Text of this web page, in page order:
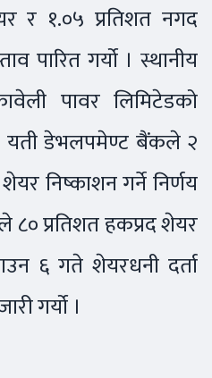
र १.०५ प्रतिशत नगद
पारित गर्यो । स्थानीय
पावर लिमिटेडको
यती डेभलपमेण्ट बैंकले २
निष्काशन गर्ने निर्णय
८० प्रतिशत हकप्रद शेयर
६ गते शेयरधनी दर्ता
गर्यो ।